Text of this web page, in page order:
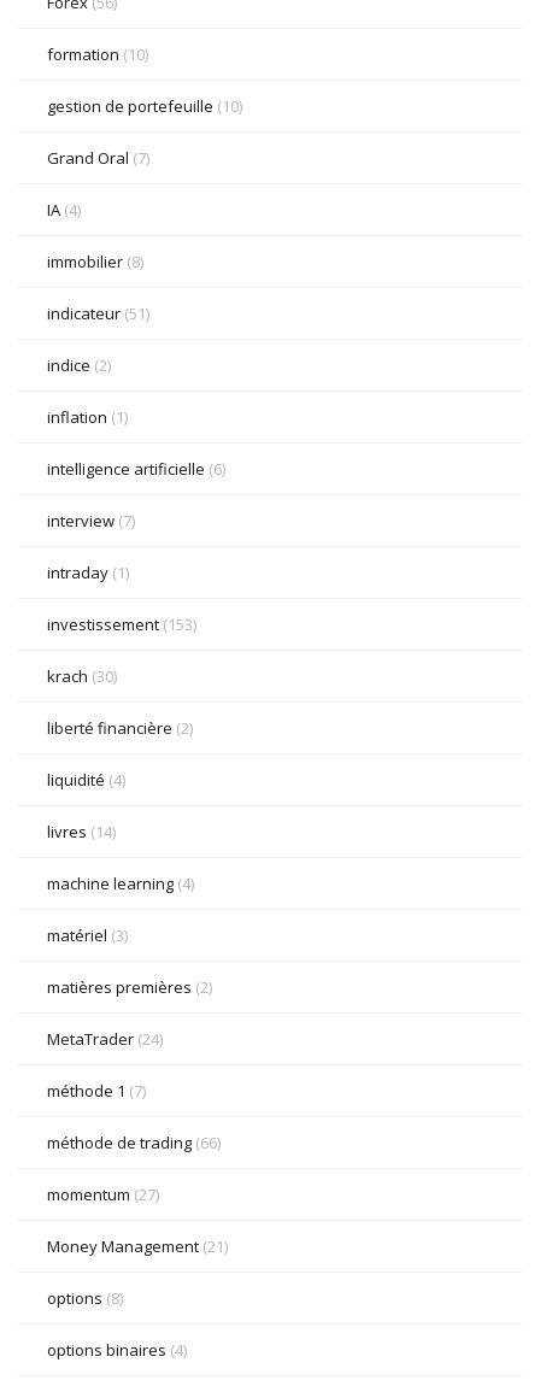
formation (10)
gestion de portefeuille (10)
Grand Oral (7)
IA (4)
immobilier (8)
indicateur (51)
indice (2)
inflation (1)
intelligence artificielle (6)
interview (7)
intraday (1)
investissement (153)
krach (30)
liberté financière (2)
liquidité (4)
livres (14)
machine learning (4)
matériel (3)
matières premières (2)
MetaTrader (24)
méthode 1 (7)
méthode de trading (66)
momentum (27)
Money Management (21)
options (8)
options binaires (4)